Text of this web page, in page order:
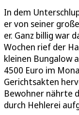
In dem
er von seiner
er. Ganz billig war
Wochen rief der
kleinen Bungalow
4500 Euro im
Gerichtsakten
Bewohner nährte
durch Hehlerei